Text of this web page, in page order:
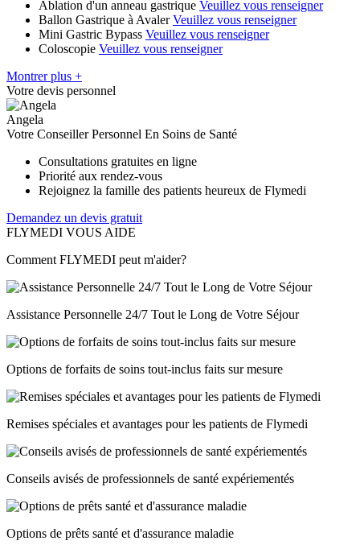
Ablation d'un anneau gastrique Veuillez vous renseigner
Ballon Gastrique à Avaler Veuillez vous renseigner
Mini Gastric Bypass Veuillez vous renseigner
Coloscopie Veuillez vous renseigner
Montrer plus +
Votre devis personnel
Angela
Votre Conseiller Personnel En Soins de Santé
Consultations gratuites en ligne
Priorité aux rendez-vous
Rejoignez la famille des patients heureux de Flymedi
Demandez un devis gratuit
FLYMEDI VOUS AIDE
Comment FLYMEDI peut m'aider?
Assistance Personnelle 24/7 Tout le Long de Votre Séjour
Options de forfaits de soins tout-inclus faits sur mesure
Remises spéciales et avantages pour les patients de Flymedi
Conseils avisés de professionnels de santé expériementés
Options de prêts santé et d'assurance maladie